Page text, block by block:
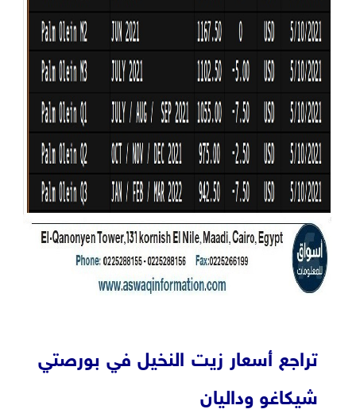
تراجع أسعار زيت النخيل في بورصتي
شيكاغو وداليان